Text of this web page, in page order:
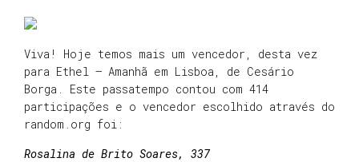
Viva! Hoje temos mais um vencedor, desta vez
para Ethel – Amanhã em Lisboa, de Cesário
Borga. Este passatempo contou com 414
participações e o vencedor escolhido através do
random.org foi:
Rosalina de Brito Soares, 337